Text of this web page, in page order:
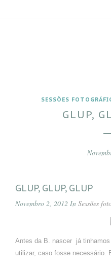
SESSÕES
GLUP,
GLUP, GLUP, GLUP
Novembro 2, 2012 In Sessões
Antes da B. nascer já
utilizar, caso fosse necessário.